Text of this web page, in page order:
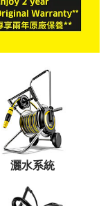
灑水系統